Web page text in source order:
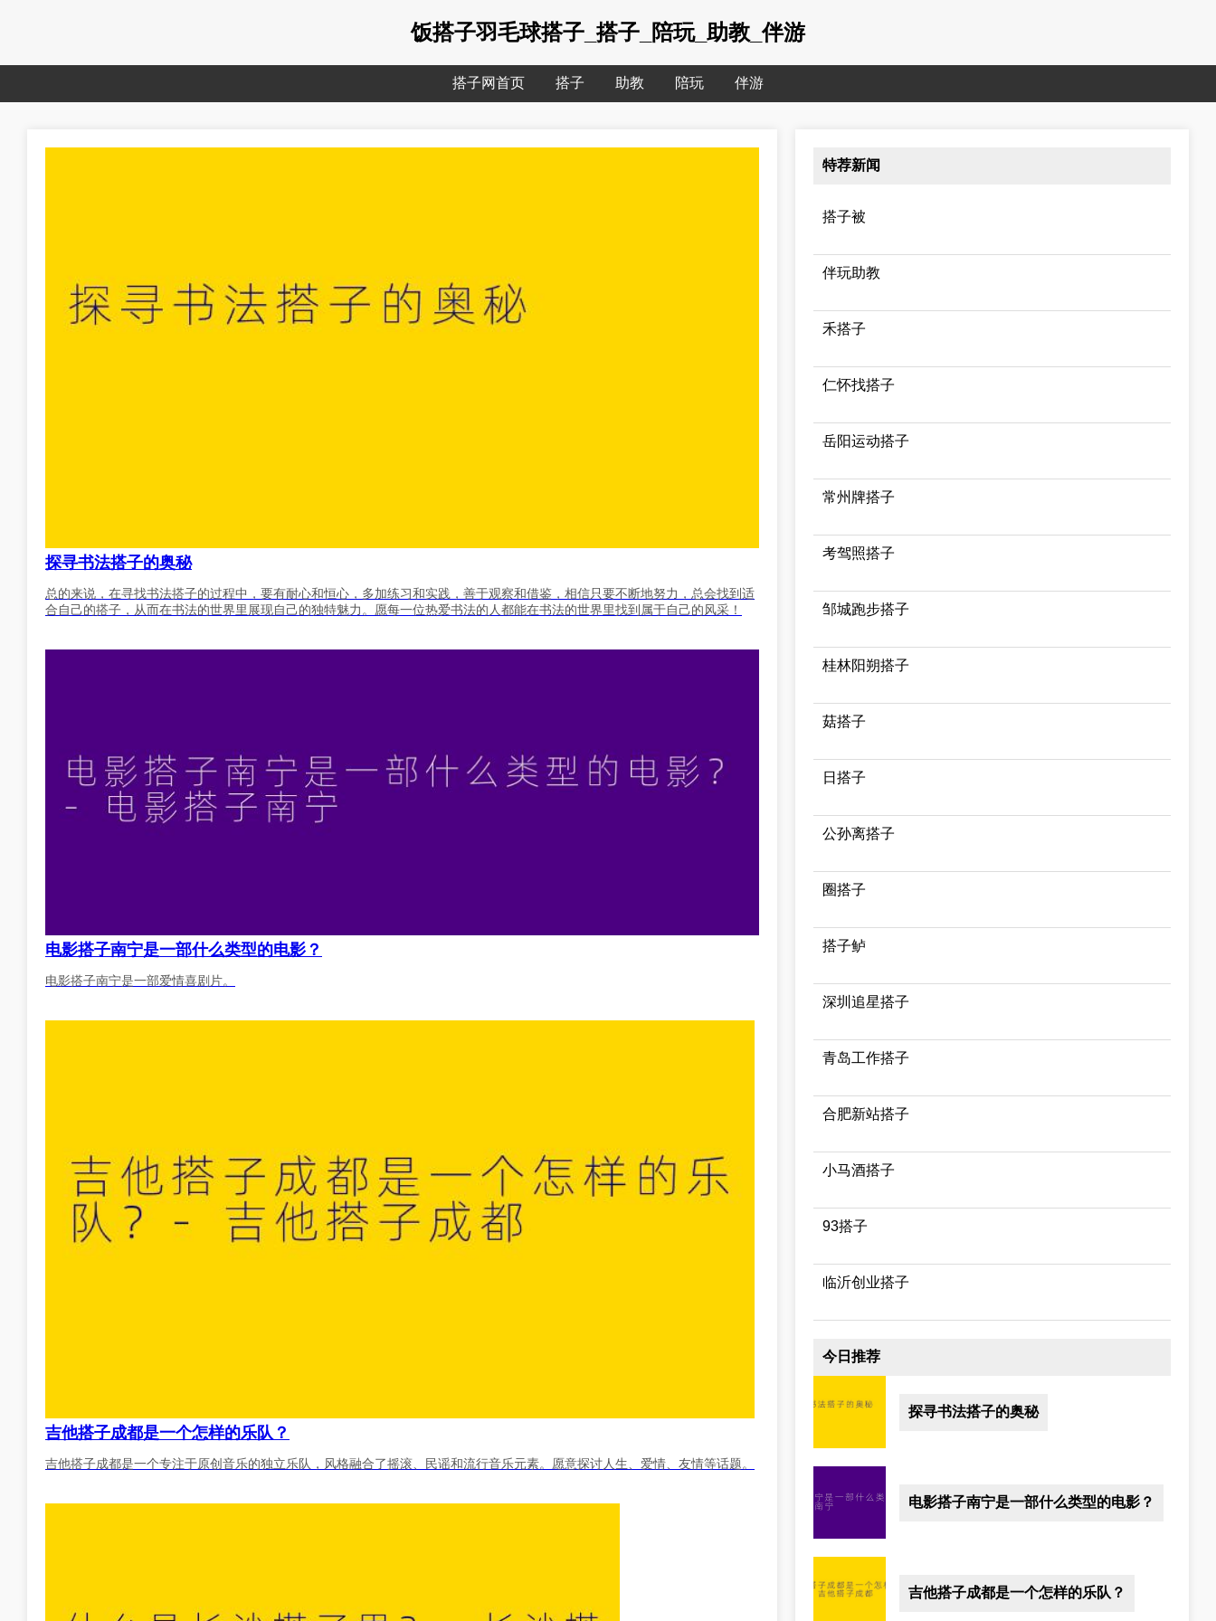
饭搭子羽毛球搭子_搭子_陪玩_助教_伴游
搭子网首页 搭子 助教 陪玩 伴游
探寻书法搭子的奥秘
总的来说，在寻找书法搭子的过程中，要有耐心和恒心，多加练习和实践，善于观察和借鉴，相信只要不断地努力，总会找到适
合自己的搭子，从而在书法的世界里展现自己的独特魅力。愿每一位热爱书法的人都能在书法的世界里找到属于自己的风采！
电影搭子南宁是一部什么类型的电影？
电影搭子南宁是一部爱情喜剧片。
吉他搭子成都是一个怎样的乐队？
吉他搭子成都是一个专注于原创音乐的独立乐队，风格融合了摇滚、民谣和流行音乐元素。愿意探讨人生、爱情、友情等话题。
特荐新闻
搭子被
伴玩助教
禾搭子
仁怀找搭子
岳阳运动搭子
常州牌搭子
考驾照搭子
邹城跑步搭子
桂林阳朔搭子
菇搭子
日搭子
公孙离搭子
圈搭子
搭子鲈
深圳追星搭子
青岛工作搭子
合肥新站搭子
小马酒搭子
93搭子
临沂创业搭子
今日推荐
探寻书法搭子的奥秘
电影搭子南宁是一部什么类型的电影？
吉他搭子成都是一个怎样的乐队？